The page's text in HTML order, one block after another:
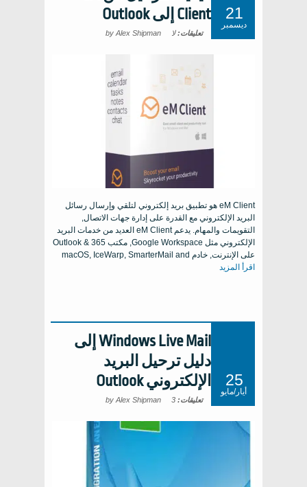
21
ديسمبر
Client إلى Outlook
تعليقات:لا by Alex Shipman
eM Client هو تطبيق بريد إلكتروني لتلقي وإرسال رسائل
البريد الإلكتروني مع القدرة على إدارة جهات الاتصال,
التقويمات والمهام. يدعم eM Client العديد من خدمات البريد
الإلكتروني مثل Google Workspace, مكتب 365 & Outlook
على الإنترنت, خادم macOS, IceWarp, SmarterMail and
اقرأ المزيد
25
أيار/مايو
Windows Live Mail إلى
دليل ترحيل البريد
الإلكتروني Outlook
تعليقات: 3
by Alex Shipman